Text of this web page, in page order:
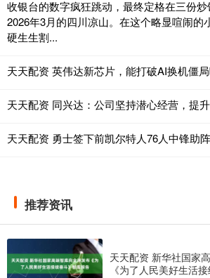
收银台的数字疯狂跳动，最终定格在三份
2026年3月的四川凉山。在这个略显喧闹的
硬生生割...
天天配资 英伟达新芯片，能打破AI换机僵局
天天配资 同兴达：公司坚持潜心经营，提
天天配资 勇士签下前凯尔特人76人中锋助
推荐资讯
天天配资 新华社国家
《为了人民美好生活